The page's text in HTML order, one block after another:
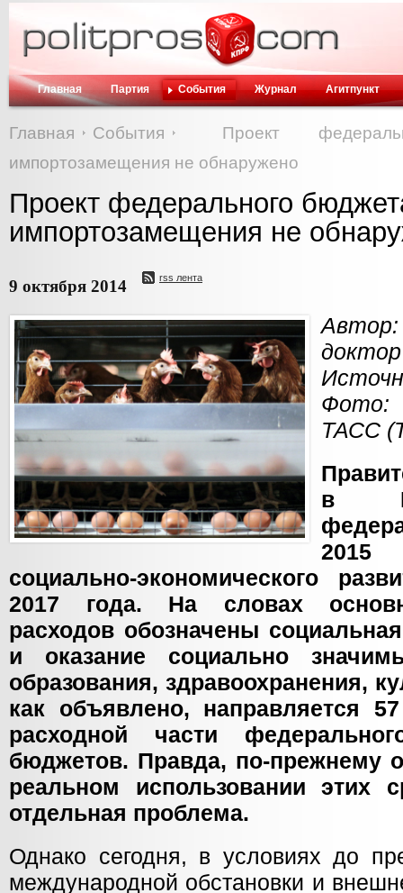
Главная Партия События Журнал Агитпункт
Главная События
Проект
импортозамещения не обнаружено
Проект федерального
импортозамещения не
9 октября 2014 rss лента
доктор
Фото:
ТАСС
в
социально-экономического
2017 года. На словах
расходов обозначены
и оказание социально
образования, здравоохранения,
как объявлено, направляется
расходной части
бюджетов. Правда, по-прежнему
реальном использовании этих
отдельная проблема.
Однако сегодня, в условиях до
международной обстановки и